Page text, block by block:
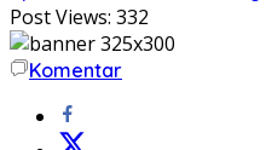
Post Views: 332
Komentar